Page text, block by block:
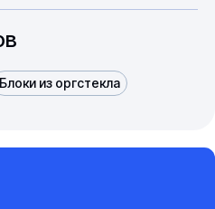
Блоки из оргстекла